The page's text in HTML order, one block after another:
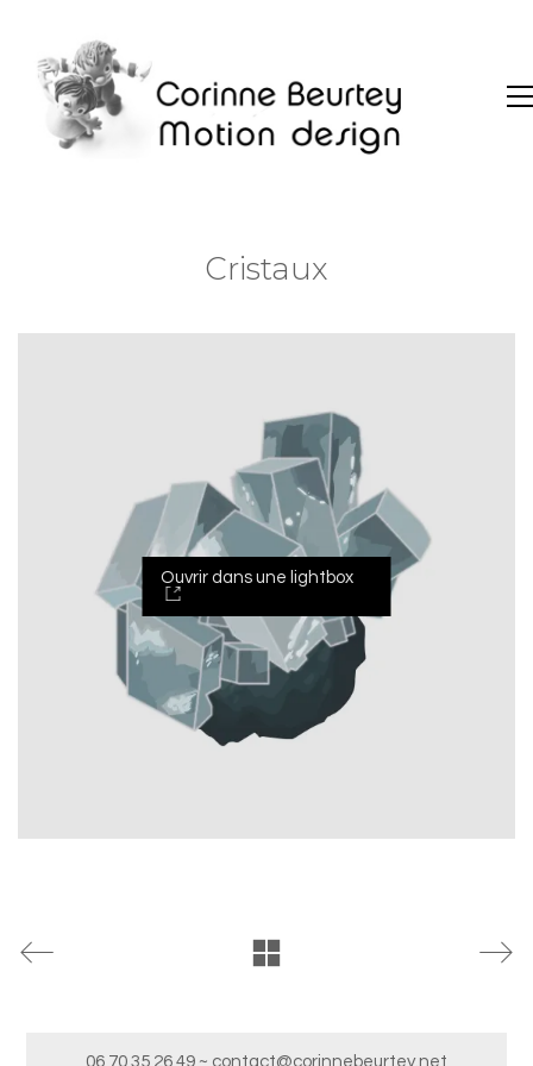
Cristaux
Ouvrir dans une lightbox
06 70 35 26 49 ~ contact@corinnebeurtey.net